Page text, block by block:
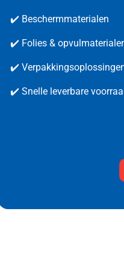
✔️ Beschermmaterialen
✔️ Folies &
✔️
✔️ Snelle leverbare